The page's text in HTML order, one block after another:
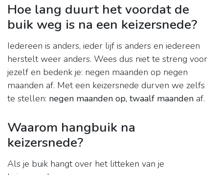
Hoe lang duurt het voordat de
buik weg is na een keizersnede?
Iedereen is anders, ieder lijf is anders en iedereen
herstelt weer anders. Wees dus niet te streng voor
jezelf en bedenk je: negen maanden op negen
maanden af. Met een keizersnede durven we zelfs
te stellen: negen maanden op, twaalf maanden af.
Waarom hangbuik na
keizersnede?
Als je buik hangt over het litteken van je